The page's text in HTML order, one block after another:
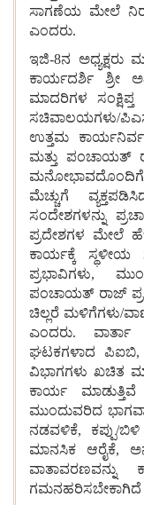
ಸಾಗಣೆಯ ಮೇಲೆ
ಎಂದರು.
ಇಜಿ-8ನ ಅಧ್ಯಕ್ಷರು
ಕಾರ್ಯದರ್ಶಿ
ಶ್ರೀ
ಮಾದರಿಗಳ
ಸಂಕ್ಷಿಪ್ತ
ಸಚಿವಾಲಯಗಳು/
ಉತ್ತಮ
ಮತ್ತು
ಪಂಚಾಯತ್
ಮನೋಭಾವದೊಂದಿಗೆ
ಮೆಚ್ಚುಗೆ
ಸಂದೇಶಗಳನ್ನು
ಪ್ರದೇಶಗಳ
ಮೇಲೆ
ಕಾರ್ಯಕ್ಕೆ
ಸ್ಥಳೀಯ
ಪ್ರಭಾವಿಗಳು,
ಪಂಚಾಯತ್ ರಾಜ್
ಚಿಲ್ಲರೆ ಮಳಿಗೆಗಳು/
ಎಂದರು. ವಾರ್ತಾ
ಘಟಕಗಳಾದ
ಪಿಐಬಿ,
ವಿಭಾಗಗಳು ಖಚಿತ
ಕಾರ್ಯ
ಮಾಡುತ್ತಿವೆ
ಮುಂದುವರಿದ
ನಡವಳಿಕೆ, ಕಪ್ಪು/ಬಿಳಿ
ಮಾನಸಿಕ
ಆರೈಕೆ,
ವಾತಾವರಣವನ್ನು
ಗಮನಹರಿಸಬೇಕಾಗಿದೆ